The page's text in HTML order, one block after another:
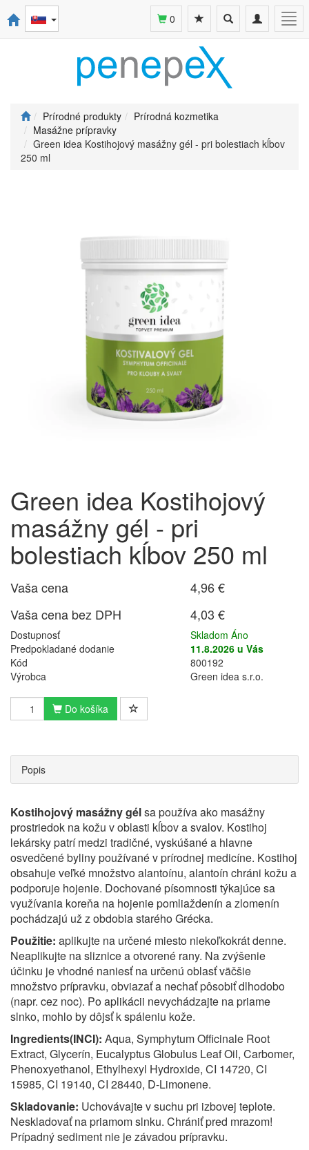
Toggle
navigation
Toggle
search
0
Prírodné produkty
Prírodná kozmetika
Masážne prípravky
Green idea Kostihojový masážny gél - pri bolestiach kĺbov
250 ml
Green idea Kostihojový
masážny gél - pri
bolestiach kĺbov 250 ml
Vaša cena
4,96 €
Vaša cena bez DPH
4,03 €
Dostupnosť
Skladom Áno
Predpokladané dodanie
11.8.2026 u Vás
Kód
800192
Výrobca
Green idea s.r.o.
Do košíka
Popis
Kostihojový masážny gélsa používa ako masážny
prostriedok na kožu v oblasti kĺbov a svalov. Kostihoj
lekársky patrí medzi tradičné, vyskúšané a hlavne
osvedčené byliny používané v prírodnej medicíne. Kostihoj
obsahuje veľké množstvo alantoínu, alantoín chráni kožu a
podporuje hojenie. Dochované písomnosti týkajúce sa
využívania koreňa na hojenie pomliaždenín a zlomenín
pochádzajú už z obdobia starého Grécka.
Použitie: aplikujte na určené miesto niekoľkokrát denne.
Neaplikujte na sliznice a otvorené rany. Na zvýšenie
účinku je vhodné naniesť na určenú oblasť väčšie
množstvo prípravku, obviazať a nechať pôsobiť dlhodobo
(napr. cez noc). Po aplikácii nevychádzajte na priame
slnko, mohlo by dôjsť k spáleniu kože.
Ingredients(INCI): Aqua, Symphytum Officinale Root
Extract, Glycerín, Eucalyptus Globulus Leaf Oil, Carbomer,
Phenoxyethanol, Ethylhexyl Hydroxide, CI 14720, CI
15985, CI 19140, CI 28440, D-Limonene.
Skladovanie: Uchovávajte v suchu pri izbovej teplote.
Neskladovať na priamom slnku. Chrániť pred mrazom!
Prípadný sediment nie je závadou prípravku.